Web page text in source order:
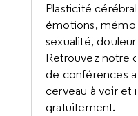
Plasticité
émotions,
sexualité,
Retrouvez notre
de conférences
cerveau à voir et
gratuitement.